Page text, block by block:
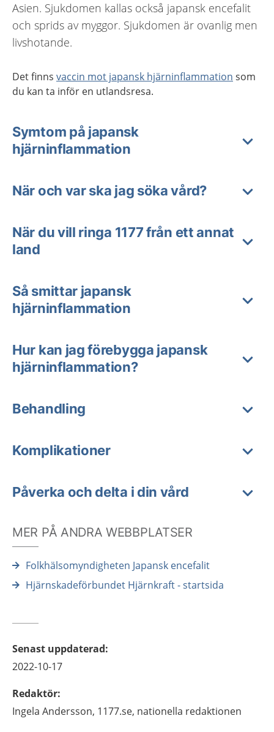
Asien. Sjukdomen kallas också japansk encefalit
och sprids av myggor. Sjukdomen är ovanlig men
livshotande.
Det finns vaccin mot japansk hjärninflammation som
du kan ta inför en utlandsresa.
Symtom på japansk
hjärninflammation
När och var ska jag söka vård?
När du vill ringa 1177 från ett annat
land
Så smittar japansk
hjärninflammation
Hur kan jag förebygga japansk
hjärninflammation?
Behandling
Komplikationer
Påverka och delta i din vård
MER PÅ ANDRA WEBBPLATSER
Folkhälsomyndigheten Japansk encefalit
Hjärnskadeförbundet Hjärnkraft - startsida
Senast uppdaterad:
2022-10-17
Redaktör:
Ingela Andersson, 1177.se, nationella redaktionen